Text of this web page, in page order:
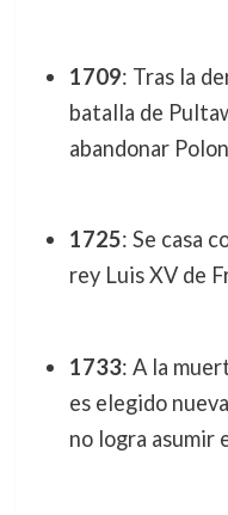
1709: Tras la
batalla de
abandonar
1725: Se casa
rey Luis XV de
1733: A la
es elegido
no logra asumir